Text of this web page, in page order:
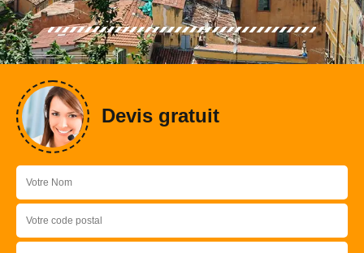
Devis gratuit